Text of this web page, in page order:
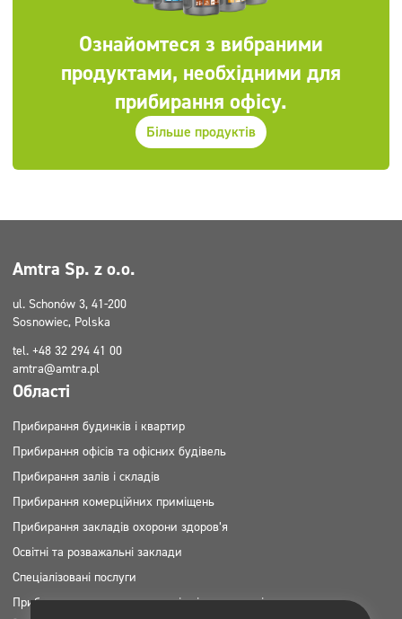
Ознайомтеся з вибраними
продуктами, необхідними для
прибирання офісу.
Більше продуктів
Amtra Sp. z o.o.
ul. Schonów 3, 41-200
Sosnowiec, Polska
tel. +48 32 294 41 00
amtra@amtra.pl
Області
Прибирання будинків і квартир
Прибирання офісів та офісних будівель
Прибирання залів і складів
Прибирання комерційних приміщень
Прибирання закладів охорони здоров’я
Освітні та розважальні заклади
Спеціалізовані послуги
Прибирання та догляд за зовнішніми територіями